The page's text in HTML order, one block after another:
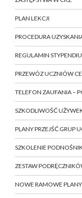
PLAN LEKCJI
PROCEDURA
REGULAMIN
PRZEWÓZ UCZNIÓW
TELEFON ZAUFANIA –
SZKODLIWOŚĆ
PLANY PRZEJŚĆ GRUP
SZKOLENIE
ZESTAW
NOWE RAMOWE